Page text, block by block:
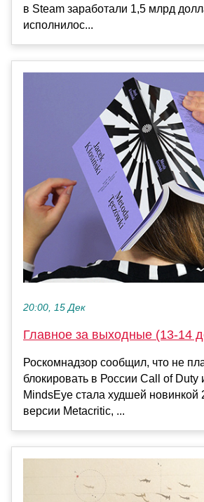
в Steam заработали 1,5 млрд
исполнилос...
20:00, 15 Дек
Главное за выходные (13-14
Роскомнадзор сообщил, что не
блокировать в России Call of Duty
MindsEye стала худшей новинкой
версии Metacritic, ...